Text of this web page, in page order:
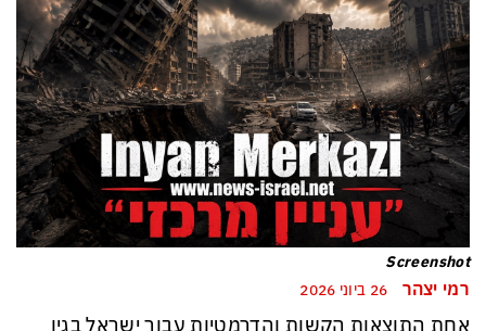
Screenshot
רמי יצהר
‏אחת התוצאות הקשות והדרמטיות עבור ישראל בגין